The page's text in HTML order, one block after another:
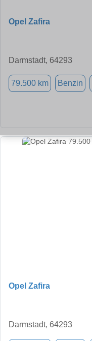
Opel Zafira
Darmstadt, 64293
79.500 km Benzin
Opel Zafira
Darmstadt, 64293